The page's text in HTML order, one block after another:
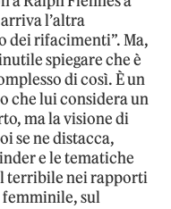
l’altra
dei rifacimenti”. Ma,
spiegare che è
di così. È un
che lui considera un
ma la visione di
se ne distacca,
e le tematiche
terribile nei rapporti
sul